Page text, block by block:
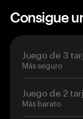
Consigue
Juego de 3
Más seguro
Juego de 2
Más barato